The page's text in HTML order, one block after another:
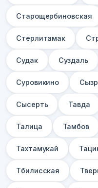
Старощербиновская
Стерлитамак
Судак Суздаль
Суровикино
Сысерть Тавда
Талица Тамбов
Тахтамукай
Тбилисская